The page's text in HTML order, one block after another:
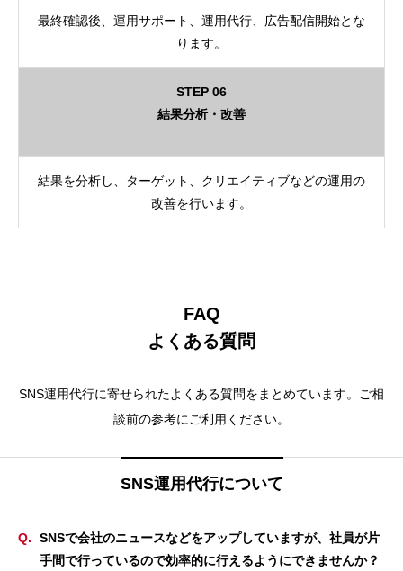
最終確認後、運用サポート、運用代行、広告配信開始とな
ります。
STEP 06
結果分析・改善
結果を分析し、ターゲット、クリエイティブなどの運用の
改善を行います。
FAQ
よくある質問
SNS運用代行に寄せられたよくある質問をまとめています。ご相
談前の参考にご利用ください。
SNS運用代行について
SNSで会社のニュースなどをアップしていますが、社員が片
手間で行っているので効率的に行えるようにできませんか？